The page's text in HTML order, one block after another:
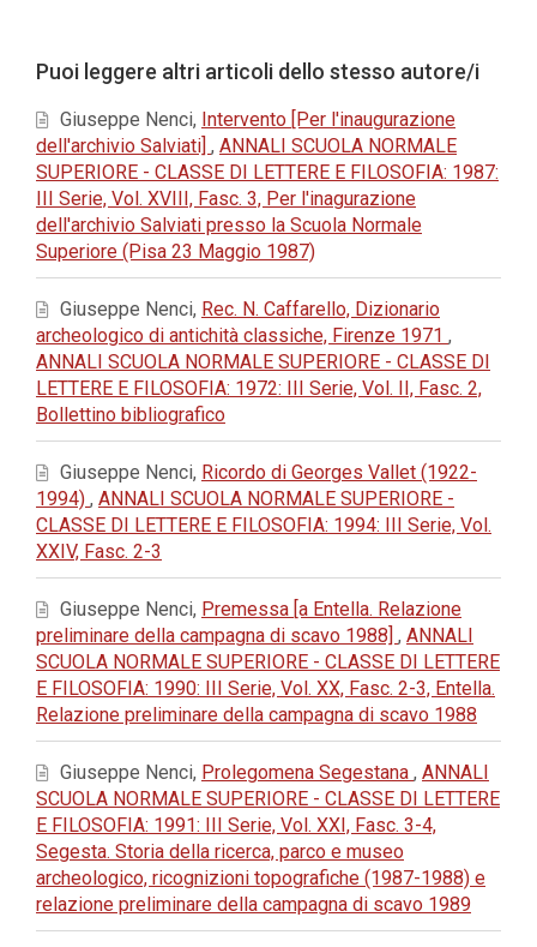
dell'articolo
Puoi leggere altri articoli dello stesso autore/i
Giuseppe Nenci, Intervento [Per l'inaugurazione
dell'archivio Salviati] , ANNALI SCUOLA NORMALE
SUPERIORE - CLASSE DI LETTERE E FILOSOFIA: 1987:
III Serie, Vol. XVIII, Fasc. 3, Per l'inagurazione
dell'archivio Salviati presso la Scuola Normale
Superiore (Pisa 23 Maggio 1987)
Giuseppe Nenci, Rec. N. Caffarello, Dizionario
archeologico di antichità classiche, Firenze 1971 ,
ANNALI SCUOLA NORMALE SUPERIORE - CLASSE DI
LETTERE E FILOSOFIA: 1972: III Serie, Vol. II, Fasc. 2,
Bollettino bibliografico
Giuseppe Nenci, Ricordo di Georges Vallet (1922-
1994) , ANNALI SCUOLA NORMALE SUPERIORE -
CLASSE DI LETTERE E FILOSOFIA: 1994: III Serie, Vol.
XXIV, Fasc. 2-3
Giuseppe Nenci, Premessa [a Entella. Relazione
preliminare della campagna di scavo 1988] , ANNALI
SCUOLA NORMALE SUPERIORE - CLASSE DI LETTERE
E FILOSOFIA: 1990: III Serie, Vol. XX, Fasc. 2-3, Entella.
Relazione preliminare della campagna di scavo 1988
Giuseppe Nenci, Prolegomena Segestana , ANNALI
SCUOLA NORMALE SUPERIORE - CLASSE DI LETTERE
E FILOSOFIA: 1991: III Serie, Vol. XXI, Fasc. 3-4,
Segesta. Storia della ricerca, parco e museo
archeologico, ricognizioni topografiche (1987-1988) e
relazione preliminare della campagna di scavo 1989